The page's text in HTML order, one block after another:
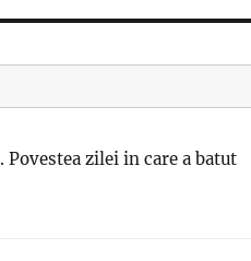
zilei in care a batut